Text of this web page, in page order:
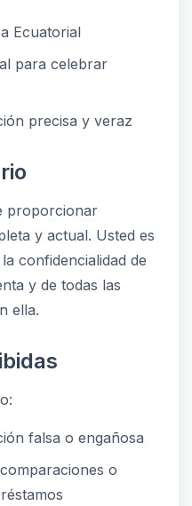
Ecuatorial
para celebrar
precisa y veraz
proporcionar
y actual. Usted es
confidencialidad de
y de todas las
ella.
falsa o engañosa
o